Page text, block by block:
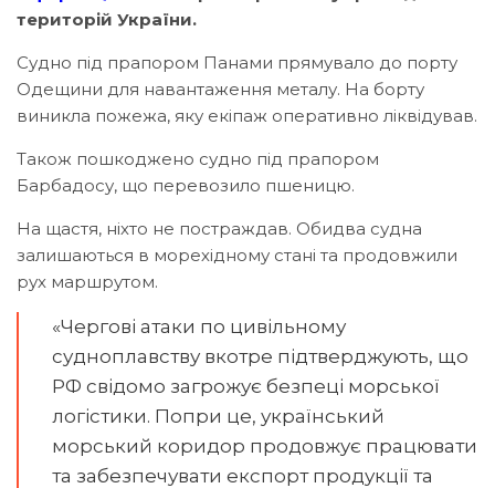
територій України.
Судно під прапором Панами прямувало до порту
Одещини для навантаження металу. На борту
виникла пожежа, яку екіпаж оперативно ліквідував.
Також пошкоджено судно під прапором
Барбадосу, що перевозило пшеницю.
На щастя, ніхто не постраждав. Обидва судна
залишаються в морехідному стані та продовжили
рух маршрутом.
«Чергові атаки по цивільному
судноплавству вкотре підтверджують, що
РФ свідомо загрожує безпеці морської
логістики. Попри це, український
морський коридор продовжує працювати
та забезпечувати експорт продукції та